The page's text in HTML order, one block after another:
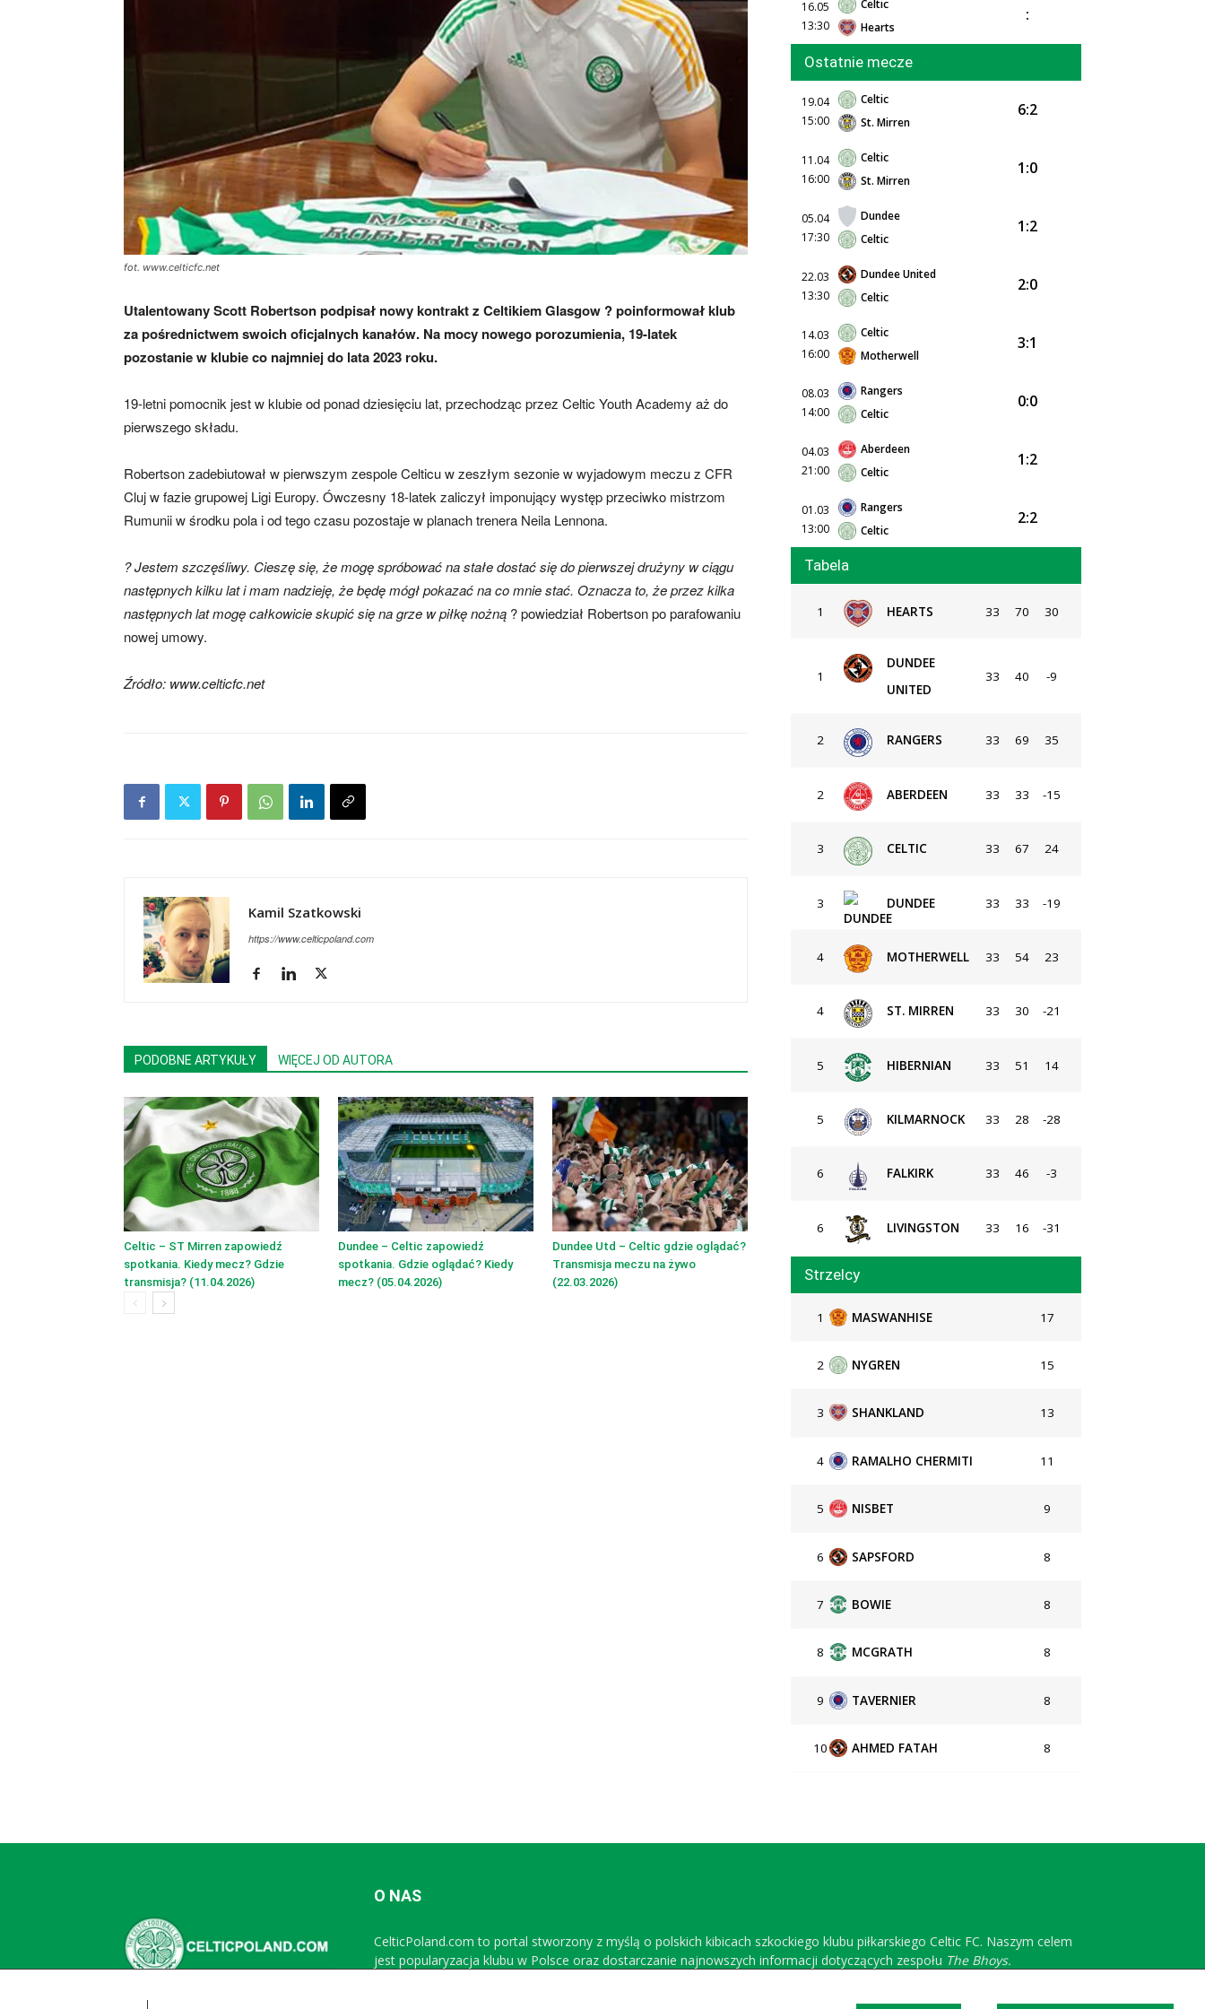
skład)
fot. www.celticfc.net
UtalentowanyScott Robertsonpodpisał nowy kontrakt z Celtikiem Glasgow ? poinformował klub
za pośrednictwem swoich oficjalnych kanałów. Na mocy nowego porozumienia, 19-latek
pozostanie w klubieco najmniej do lata 2023 roku.
19-letni pomocnik jest w klubie od ponad dziesięciu lat, przechodząc przez Celtic Youth Academy aż do
pierwszego składu.
Robertson zadebiutował w pierwszym zespole Celticu w zeszłym sezonie w wyjadowym meczu z CFR
Cluj w fazie grupowej Ligi Europy. Ówczesny 18-latek zaliczył imponujący występ przeciwko mistrzom
Rumunii w środku pola i od tego czasu pozostaje w planach trenera Neila Lennona.
? Jestem szczęśliwy. Cieszę się, że mogę spróbować na stałe dostać się do pierwszej drużyny w ciągu
następnych kilku lat i mam nadzieję, że będę mógł pokazać na co mnie stać. Oznacza to, że przez kilka
następnych lat mogę całkowicie skupić się na grze w piłkę nożną ? powiedział Robertson po parafowaniu
nowej umowy.
Źródło: www.celticfc.net
Kamil Szatkowski
https://www.celticpoland.com
PODOBNE ARTYKUŁY WIĘCEJ OD AUTORA
Celtic – ST Mirren zapowiedź
spotkania. Kiedy mecz? Gdzie
transmisja? (11.04.2026)
Dundee – Celtic zapowiedź
spotkania. Gdzie oglądać? Kiedy
mecz? (05.04.2026)
Dundee Utd – Celtic gdzie oglądać?
Transmisja meczu na żywo
(22.03.2026)
16.05
13:30
Celtic
Hearts
:
Ostatnie mecze
19.04
15:00
Celtic
St. Mirren
6:2
11.04
16:00
Celtic
St. Mirren
1:0
05.04
17:30
Dundee
Celtic
1:2
22.03
13:30
Dundee United
Celtic
2:0
14.03
16:00
Celtic
Motherwell
3:1
08.03
14:00
Rangers
Celtic
0:0
04.03
21:00
Aberdeen
Celtic
1:2
01.03
13:00
Rangers
Celtic
2:2
Tabela
1 HEARTS 33 70 30
1
DUNDEE
UNITED
33 40 -9
2 RANGERS 33 69 35
2 ABERDEEN 33 33 -15
3 CELTIC 33 67 24
3 DUNDEE 33 33 -19
4 MOTHERWELL 33 54 23
4 ST. MIRREN 33 30 -21
5 HIBERNIAN 33 51 14
5 KILMARNOCK 33 28 -28
6 FALKIRK 33 46 -3
6 LIVINGSTON 33 16 -31
Strzelcy
1 MASWANHISE 17
2 NYGREN 15
3 SHANKLAND 13
4 RAMALHO CHERMITI 11
5 NISBET 9
6 SAPSFORD 8
7 BOWIE 8
8 MCGRATH 8
9 TAVERNIER 8
10 AHMED FATAH 8
O NAS
CelticPoland.com to portal stworzony z myślą o polskich kibicach szkockiego klubu piłkarskiego Celtic FC. Naszym celem
jest popularyzacja klubu w Polsce oraz dostarczanie najnowszych informacji dotyczących zespołu The Bhoys.